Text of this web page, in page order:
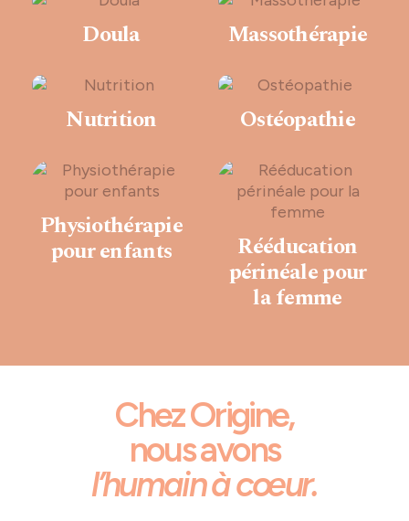
Doula Massothérapie
Nutrition Ostéopathie
Physiothérapie
pour enfants Rééducation
périnéale pour
la femme
Chez Origine,
nous avons
l’humain à cœur.